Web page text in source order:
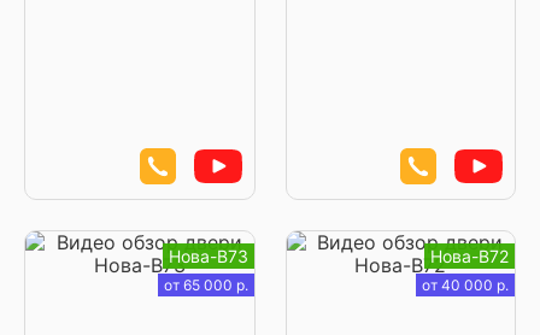
Нова-В73
от 65 000 р.
Нова-В72
от 40 000 р.